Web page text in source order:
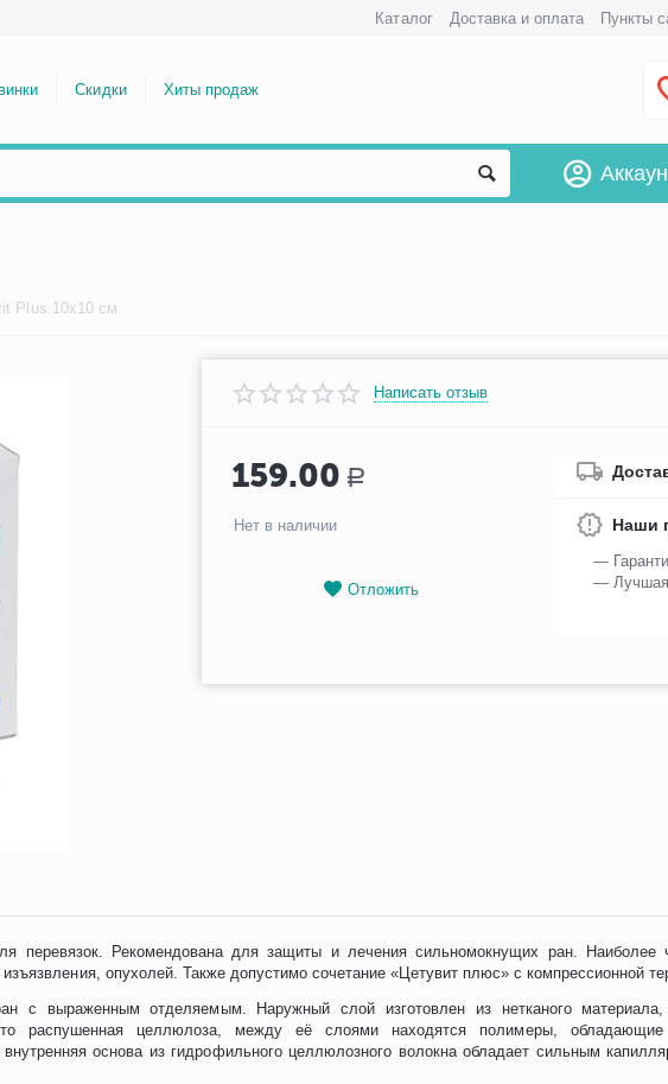
Каталог Доставка и оплата Пункты
Скидки Хиты продаж
Plus 10x10 см
Написать отзыв
159.00 Р
Нет в наличии
Отложить
Наши
—
—
перевязок. Рекомендована для защиты и лечения сильномокнущих ран. Наиболее
опухолей. Также допустимо сочетание «Цетувит плюс» с компрессионной
с выраженным отделяемым. Наружный слой изготовлен из нетканого
распушенная целлюлоза, между её слоями находятся полимеры, обладающие
основа из гидрофильного целлюлозного волокна обладает сильным